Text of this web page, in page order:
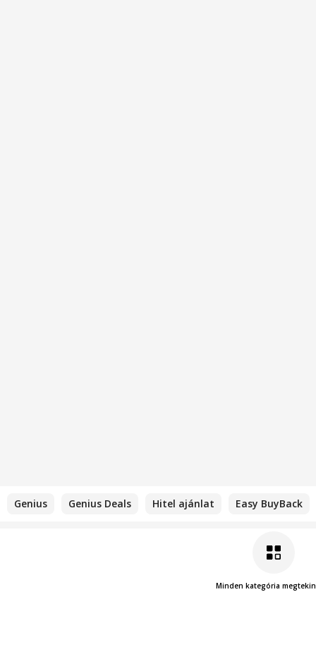
Genius Genius Deals Hitel ajánlat Easy BuyBack
Minden kategória